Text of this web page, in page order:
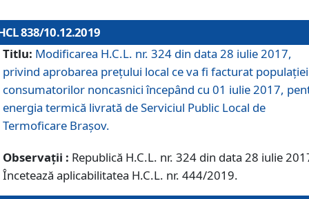
838/10.12.2019
Titlu: Modificarea H.C.L. nr. 324 din data 28 iulie 2017,
privind aprobarea preţului local ce va fi facturat
consumatorilor noncasnici începând cu 01 iulie 2017,
energia termică livrată de Serviciul Public Local de
Termoficare Braşov.
Observații : Republică H.C.L. nr. 324 din data 28 iulie
Încetează aplicabilitatea H.C.L. nr. 444/2019.